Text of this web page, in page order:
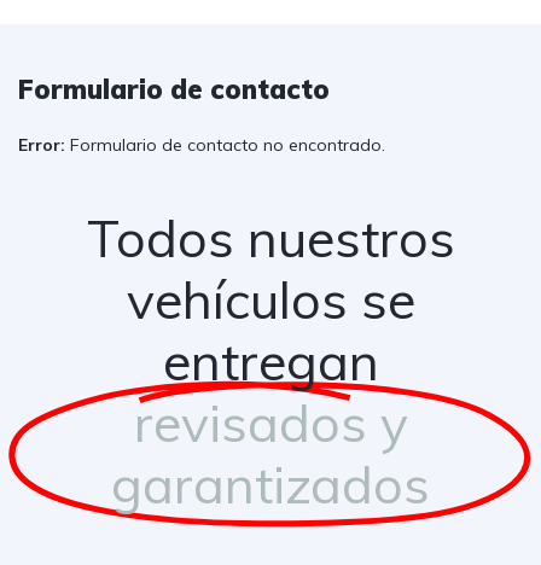
Formulario de contacto
Error: Formulario de contacto no encontrado.
Todos nuestros
vehículos se
entregan
revisados y
garantizados